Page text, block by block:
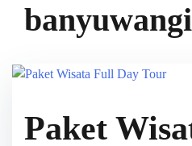
banyuwangi
Paket